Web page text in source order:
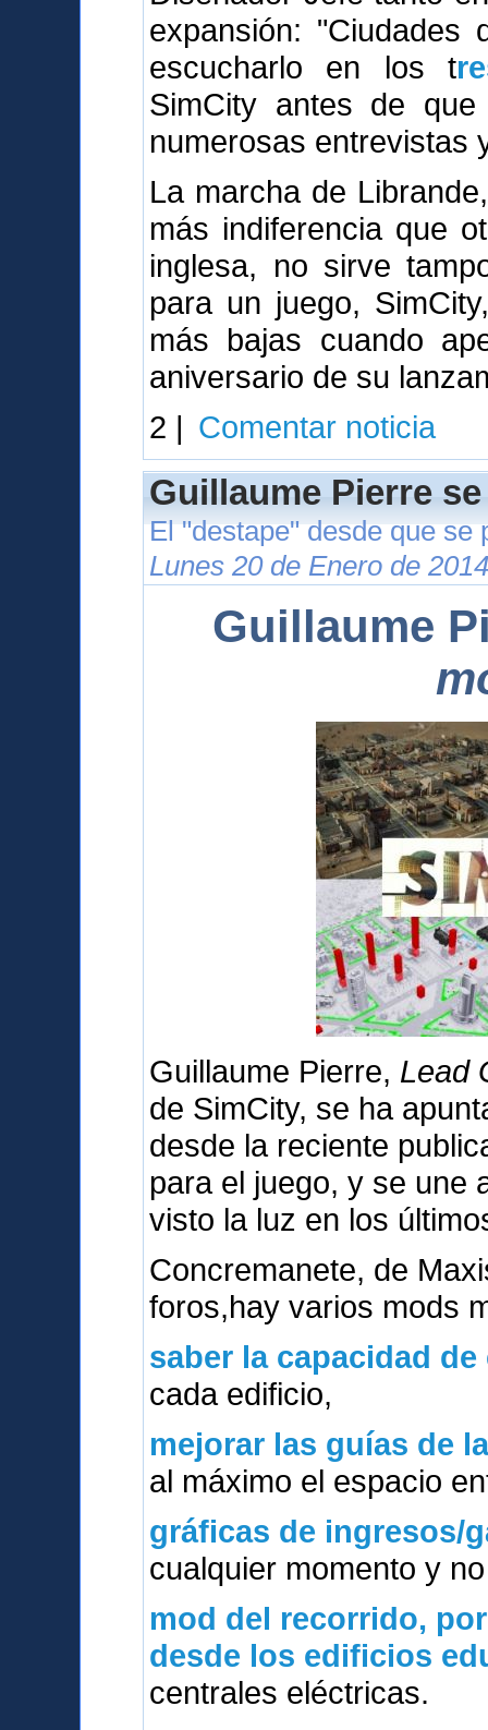
expansión: "Ciudades
escucharlo en los t
SimCity antes de
numerosas entrevistas
La marcha de
más indiferencia que
inglesa, no sirve
para un juego,
más bajas cuando
aniversario de su
2 | Comentar noticia
Guillaume Pierre
El "destape" desde que se
Lunes 20 de Enero de
Guillaume
Guillaume Pierre, Lead
de SimCity, se ha
desde la reciente
para el juego, y se une
visto la luz en los
Concremanete, de
foros,hay varios mods
saber la capacidad de
cada edificio,
mejorar las guías de
al máximo el espacio
gráficas de ingresos/
cualquier momento y
mod del recorrido,
desde los edificios
centrales eléctricas.